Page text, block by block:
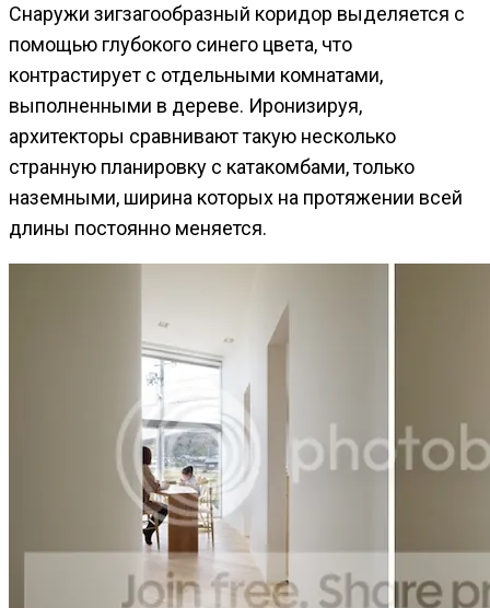
Снаружи зигзагообразный коридор выделяется с
помощью глубокого синего цвета, что
контрастирует с отдельными комнатами,
выполненными в дереве. Иронизируя,
архитекторы сравнивают такую несколько
странную планировку с катакомбами, только
наземными, ширина которых на протяжении всей
длины постоянно меняется.